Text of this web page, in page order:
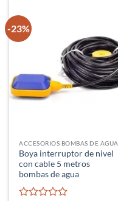
-23%
ACCESORIOS BOMBAS DE AGUA
Boya interruptor de nivel
con cable 5 metros
bombas de agua